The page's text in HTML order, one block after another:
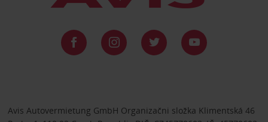
Avis Autovermietung GmbH Organizačni složka Klimentská 46